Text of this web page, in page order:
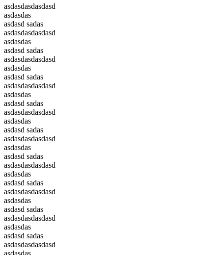
asdasdasdasdasd
asdasdas
asdasd sadas
asdasdasdasdasd
asdasdas
asdasd sadas
asdasdasdasdasd
asdasdas
asdasd sadas
asdasdasdasdasd
asdasdas
asdasd sadas
asdasdasdasdasd
asdasdas
asdasd sadas
asdasdasdasdasd
asdasdas
asdasd sadas
asdasdasdasdasd
asdasdas
asdasd sadas
asdasdasdasdasd
asdasdas
asdasd sadas
asdasdasdasdasd
asdasdas
asdasd sadas
asdasdasdasdasd
asdasdas